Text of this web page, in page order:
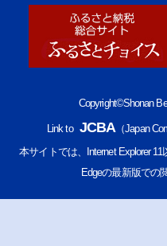
Copyright©Shonan
Link to JCBA（Japan
本サイトでは、Internet Explorer
Edgeの最新版での